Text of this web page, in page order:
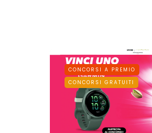
CONCORSI A PREMIO
CONCORSI GRATUITI